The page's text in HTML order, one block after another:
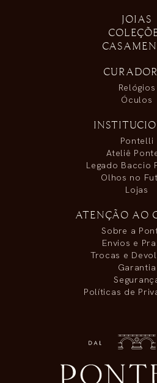
JOIAS
Relógios
Óculos
Pontelli
Ateliê
Legado Baccio
Olhos no
Lojas
ATENÇÃO AO
Sobre a
Envios e
Trocas e
Garantia
Políticas de